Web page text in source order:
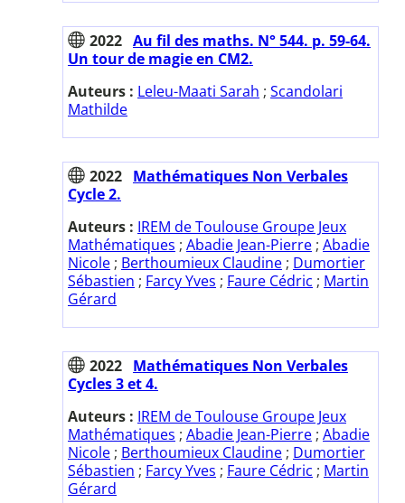
2022 Au fil des maths. N° 544. p. 59-64.
Un tour de magie en CM2.
Auteurs : Leleu-Maati Sarah ; Scandolari
Mathilde
2022 Mathématiques Non Verbales
Cycle 2.
Auteurs : IREM de Toulouse Groupe Jeux
Mathématiques ; Abadie Jean-Pierre ; Abadie
Nicole ; Berthoumieux Claudine ; Dumortier
Sébastien ; Farcy Yves ; Faure Cédric ; Martin
Gérard
2022 Mathématiques Non Verbales
Cycles 3 et 4.
Auteurs : IREM de Toulouse Groupe Jeux
Mathématiques ; Abadie Jean-Pierre ; Abadie
Nicole ; Berthoumieux Claudine ; Dumortier
Sébastien ; Farcy Yves ; Faure Cédric ; Martin
Gérard